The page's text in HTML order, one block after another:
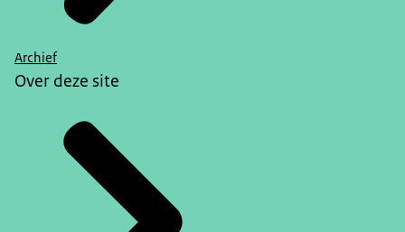
Archief
Over deze site